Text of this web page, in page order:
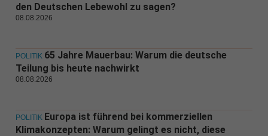
den Deutschen Lebewohl zu sagen?
08.08.2026
POLITIK 65 Jahre Mauerbau: Warum die deutsche
Teilung bis heute nachwirkt
08.08.2026
POLITIK Europa ist führend bei kommerziellen
Klimakonzepten: Warum gelingt es nicht, diese